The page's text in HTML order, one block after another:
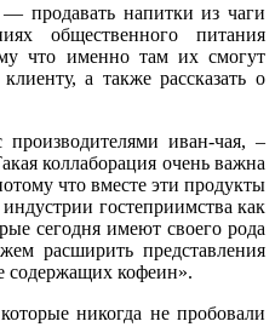
продавать напитки из чаги
общественного питания
что именно там их смогут
а также рассказать о
иван-чая, –
коллаборация очень важна
что вместе эти продукты
гостеприимства как
сегодня имеют своего рода
расширить представления
содержащих кофеин».
никогда не пробовали